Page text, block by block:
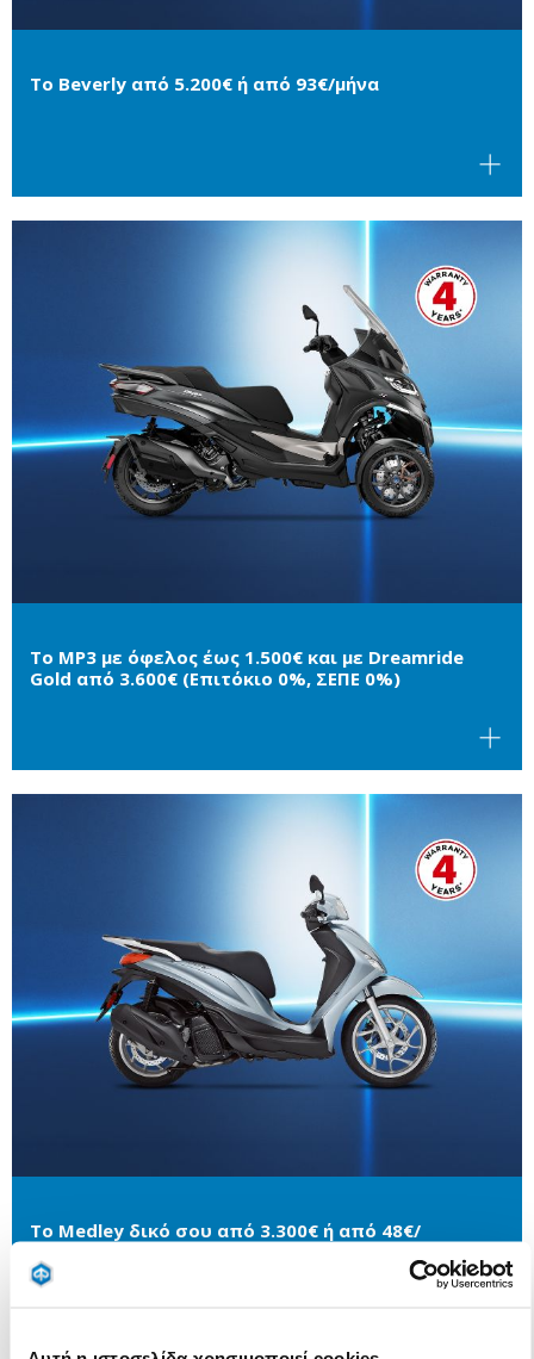
Το Beverly από 5.200€ ή από 93€/μήνα
Το MP3 με όφελος έως 1.500€ και με Dreamride
Gold από 3.600€ (Επιτόκιο 0%, ΣΕΠΕ 0%)
Το Medley δικό σου από 3.300€ ή από 48€/